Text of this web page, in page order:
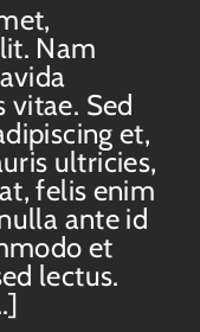
Nam
vitae. Sed
et,
ultricies,
felis enim
ante id
et
lectus.